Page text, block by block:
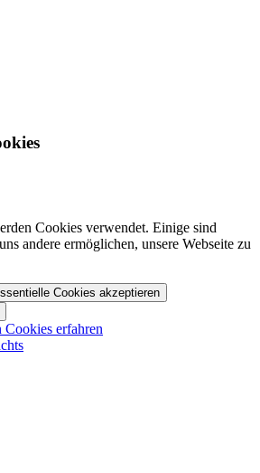
Cookies verwendet. Einige sind
andere ermöglichen, unsere Webseite zu
Cookies akzeptieren
Cookies erfahren